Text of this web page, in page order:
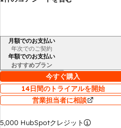
請求期間
月額でのお支払い
年次でのご契約
年額でのお支払い
おすすめプラン
今すぐ購入
14日間のトライアルを開始
営業担当者に相談
5,000 HubSpotクレジット